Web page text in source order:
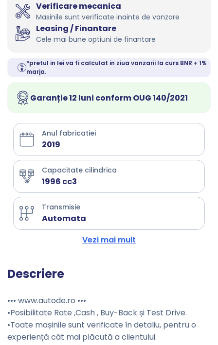
Verificare mecanica
Masinile sunt verificate inainte de vanzare
Leasing / Finantare
Cele mai bune optiuni de finantare
*pretul in lei va fi calculat in ziua vanzarii la curs BNR + 1%
marja.
Garanție 12 luni conform OUG 140/2021
Anul fabricatiei
2019
Capacitate cilindrica
1996 cc3
Transmisie
Automata
Vezi mai mult
Descriere
••• www.autode.ro •••
•Posibilitate Rate ,Cash , Buy-Back și Test Drive.
•Toate mașinile sunt verificate în detaliu, pentru o
experiență cât mai plăcută a clientului.